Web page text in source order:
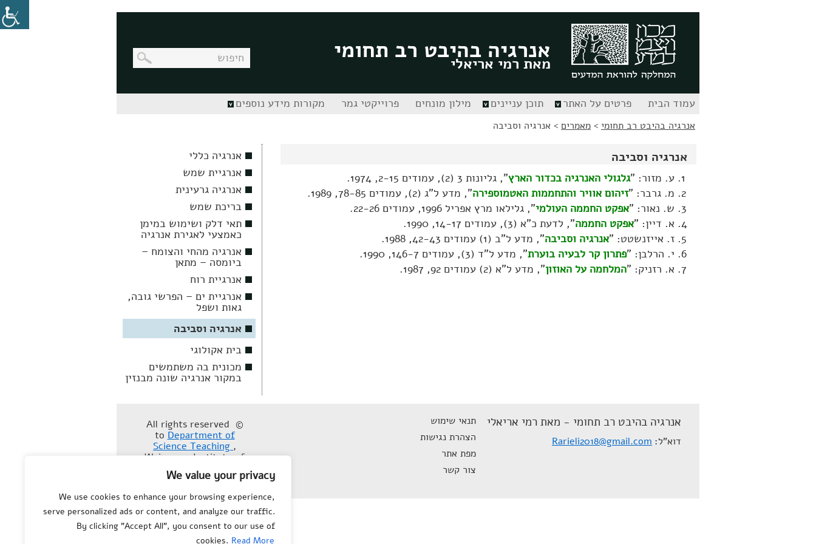
We value your privacy
We use cookies to enhance your browsing experience,
serve personalized ads or content, and analyze our traffic.
By clicking "Accept All", you consent to our use of
cookies. Read More
אנרגיה בהיבט רב תחומי
מאת רמי אריאלי
עמוד הבית פרטים על האתר תוכן עניינים מילון מונחים פרוייקטי גמר מקורות מידע נוספים
אנרגיה בהיבט רב תחומי > מאמרים > אנרגיה וסביבה
אנרגיה וסביבה
ע. מזור: "גלגולי האנרגיה בכדור הארץ", גליונות 3 (2), עמודים 2-15, 1974.
מ. גרבר: "זיהום אוויר והתחממות האטמוספירה", מדע ל"ג (2), עמודים 78-85, 1989.
ש. נאור: "אפקט החממה העולמי", גלילאו מרץ אפריל 1996, עמודים 22-26.
א. דיין: "אפקט החממה", לדעת כ"א (3), עמודים 14-17, 1990.
ז. אייזנשטט: "אנרגיה וסביבה", מדע ל"ב (1) עמודים 42-43, 1988.
י. הרלבן: "פתרון קר לבעיה בוערת", מדע ל"ד (3), עמודים 146-7, 1990.
א. רזניק: "המלחמה על האוזון", מדע ל"א (2) עמודים 92, 1987.
אנרגיה כללי
אנרגיית שמש
אנרגיה גרעינית
בריכת שמש
תאי דלק ושימוש במימן
כאמצעי לאגירת אנרגיה
אנרגיה מהחי והצומח –
ביומסה – מתאן
אנרגיית רוח
אנרגיית ים – הפרשי גובה,
גאות ושפל
אנרגיה וסביבה
בית אקולוגי
מכונית בה משתמשים
במקור אנרגיה שונה מבנזין
אנרגיה בהיבט רב תחומי - מאת רמי אריאלי
דוא"ל Rarieli2018@gmail.com
תנאי שימוש
הצהרת נגישות
מפת אתר
צור קשר
© All rights reserved
to Department of
Science Teaching ,
Weizmann Institute of
Science